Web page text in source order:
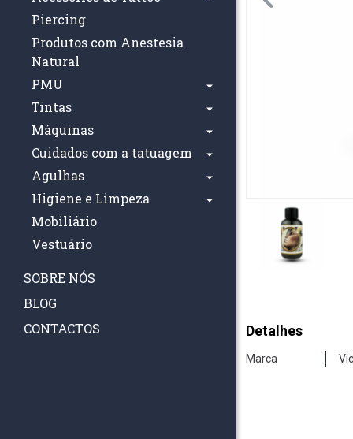
Piercing
Produtos com Anestesia
Natural
PMU
Tintas
Máquinas
Cuidados com a tatuagem
Agulhas
Higiene e Limpeza
Mobiliário
Vestuário
SOBRE NÓS
BLOG
CONTACTOS
Detalhes
Marca